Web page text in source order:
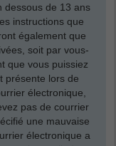
dessous de 13 ans
instructions que
également que
soit par vous-
que vous puissiez
présente lors de
électronique,
pas de courrier
une mauvaise
électronique a